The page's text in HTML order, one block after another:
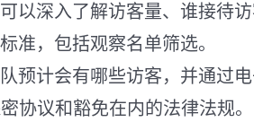
以深入了解访客量、谁接待访
准，包括观察名单筛选。
预计会有哪些访客，并通过
协议和豁免在内的法律法规。